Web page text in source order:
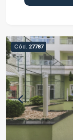
privativa
Armário no
subsolo
distribuídos,
ventilação natural Diferenciais
Amadeus
conservação
e tranquilo Localização privilegiada, com fácil
acesso às
a
Cód. 27787